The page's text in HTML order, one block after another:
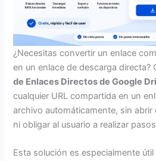
¿Necesitas convertir un enlace
en un enlace de descarga
de Enlaces Directos de Google
cualquier URL compartida en un
archivo automáticamente, sin abrir
ni obligar al usuario a realizar
Esta solución es especialmente